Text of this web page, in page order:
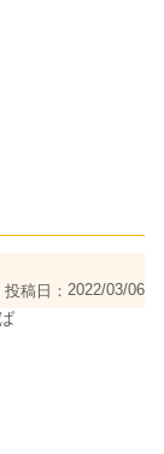
投稿日 2022/03/06